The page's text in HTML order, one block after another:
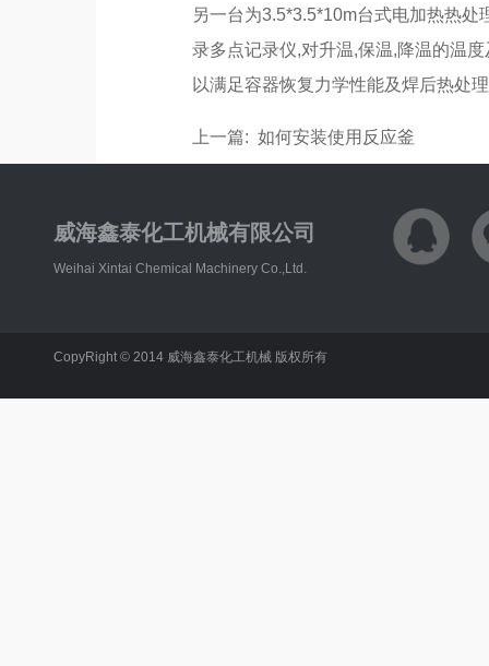
另一台为3.5*3.5*10m台式电加热热
录多点记录仪,对升温,保温,降温的温
以满足容器恢复力学性能及焊后热处
上一篇: 如何安装使用反应釜
威海鑫泰化工机械有限公司
Weihai Xintai Chemical Machinery Co.,Ltd.
CopyRight © 2014 威海鑫泰化工机械 版权所有